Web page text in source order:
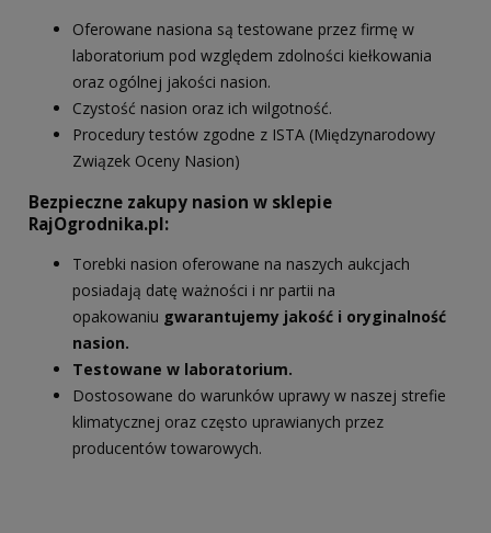
Oferowane nasiona są testowane przez firmę w
laboratorium pod względem zdolności kiełkowania
oraz ogólnej jakości nasion.
Czystość nasion oraz ich wilgotność.
Procedury testów zgodne z ISTA (Międzynarodowy
Związek Oceny Nasion)
Bezpieczne zakupy nasion w sklepie
RajOgrodnika.pl:
Torebki nasion oferowane na naszych aukcjach
posiadają datę ważności i nr partii na
opakowaniu gwarantujemy jakość i oryginalność
nasion.
Testowane w laboratorium.
Dostosowane do warunków uprawy w naszej strefie
klimatycznej oraz często uprawianych przez
producentów towarowych.